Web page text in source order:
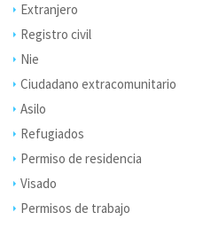
Extranjero
Registro civil
Nie
Ciudadano extracomunitario
Asilo
Refugiados
Permiso de residencia
Visado
Permisos de trabajo